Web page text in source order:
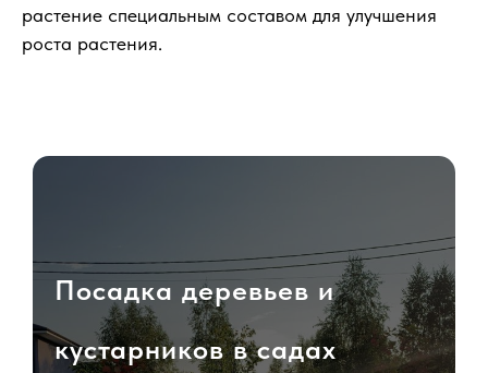
растение специальным составом для улучшения
роста растения.
Посадка деревьев и
кустарников в садах